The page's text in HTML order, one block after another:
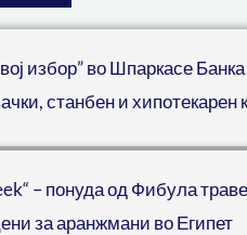
избор” во Шпаркасе Банка
станбен и хипотекарен
– понуда од Фибула
за аранжмани во Египет